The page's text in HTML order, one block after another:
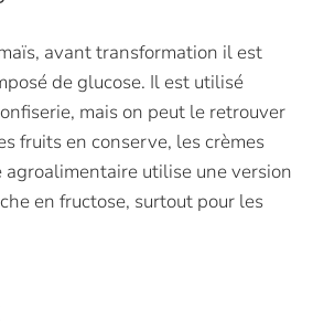
avant transformation il est
de glucose. Il est utilisé
mais on peut le retrouver
fruits en conserve, les crèmes
agroalimentaire utilise une version
en fructose, surtout pour les